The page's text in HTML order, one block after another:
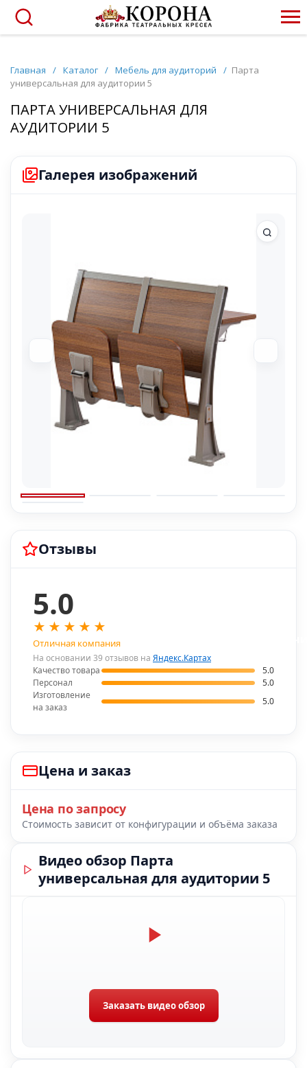
Главная / Каталог / Мебель для аудиторий / Парта
универсальная для аудитории 5
ПАРТА УНИВЕРСАЛЬНАЯ ДЛЯ
АУДИТОРИИ 5
Галерея изображений
Отзывы
5.0
★ ★ ★ ★ ★
Отличная компания
На основании 39 отзывов на Яндекс.Картах
Качество товара
5.0
Персонал
5.0
Изготовление
на заказ
5.0
Цена и заказ
Цена по запросу
Стоимость зависит от конфигурации и объёма заказа
Видео обзор Парта
универсальная для аудитории 5
Заказать видео обзор